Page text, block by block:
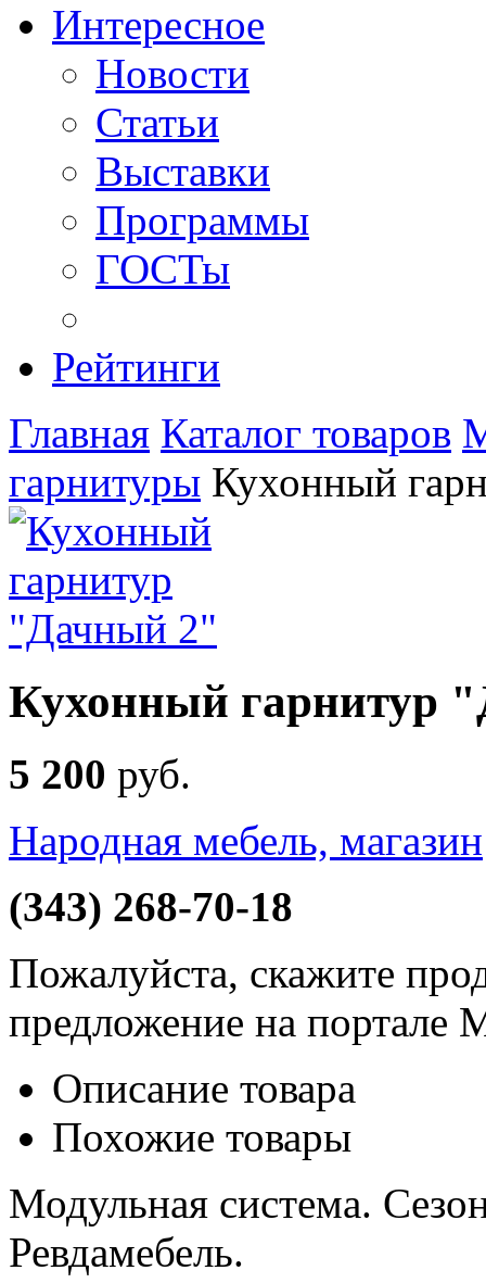
Интересное
Новости
Статьи
Выставки
Программы
ГОСТы
Рейтинги
Главная Каталог товаров
гарнитуры Кухонный
Кухонный гарнитур
5 200 руб.
Народная мебель, магазин
(343) 268-70-18
Пожалуйста, скажите
предложение на портале
Описание товара
Похожие товары
Модульная система.
Ревдамебель.